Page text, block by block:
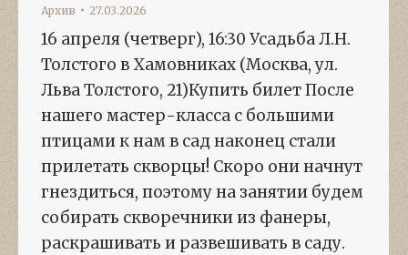
Архив 27.03.2026
16 апреля (четверг), 16:30 Усадьба Л.Н.
Толстого в Хамовниках (Москва, ул.
Льва Толстого, 21)Купить билет После
нашего мастер-класса с большими
птицами к нам в сад наконец стали
прилетать скворцы! Скоро они начнут
гнездиться, поэтому на занятии будем
собирать скворечники из фанеры,
раскрашивать и развешивать в саду.